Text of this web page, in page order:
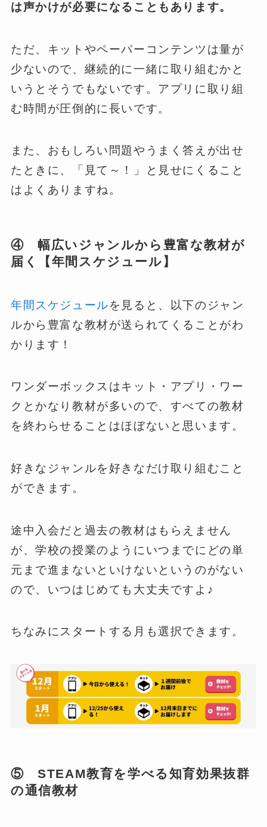
は声かけが必要になることもあります。
ただ、キットやペーパーコンテンツは量が
少ないので、継続的に一緒に取り組むかと
いうとそうでもないです。アプリに取り組
む時間が圧倒的に長いです。
また、おもしろい問題やうまく答えが出せ
たときに、「見て～！」と見せにくること
はよくありますね。
④ 幅広いジャンルから豊富な教材が
届く【年間スケジュール】
年間スケジュールを見ると、以下のジャン
ルから豊富な教材が送られてくることがわ
かります！
ワンダーボックスはキット・アプリ・ワー
クとかなり教材が多いので、すべての教材
を終わらせることはほぼないと思います。
好きなジャンルを好きなだけ取り組むこと
ができます。
途中入会だと過去の教材はもらえません
が、学校の授業のようにいつまでにどの単
元まで進まないといけないというのがない
ので、いつはじめても大丈夫ですよ♪
ちなみにスタートする月も選択できます。
⑤ STEAM教育を学べる知育効果抜群
の通信教材